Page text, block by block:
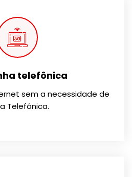
telefônica
sem a necessidade de
Telefônica.